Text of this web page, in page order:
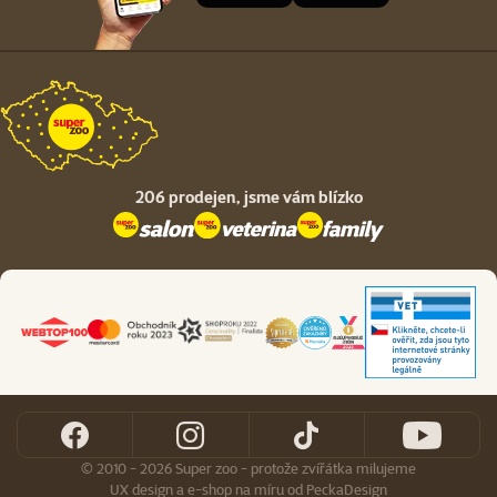
206 prodejen, jsme vám blízko
© 2010 - 2026 Super zoo - protože zvířátka milujeme
UX designa e-shop na míruod PeckaDesign